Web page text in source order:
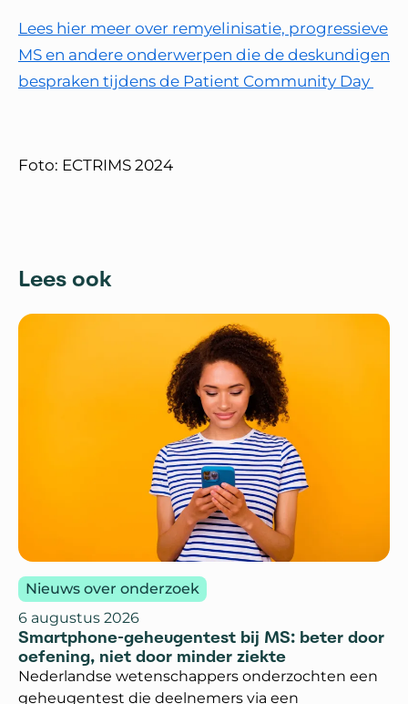
Lees hier meer over remyelinisatie, progressieve
MS en andere onderwerpen die de deskundigen
bespraken tijdens de Patient Community Day
Foto: ECTRIMS 2024
Lees ook
Nieuws over onderzoek
6 augustus 2026
Smartphone-geheugentest bij MS: beter door
oefening, niet door minder ziekte
Nederlandse wetenschappers onderzochten een
geheugentest die deelnemers via een